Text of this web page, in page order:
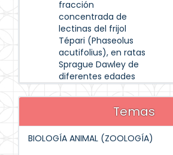
fracción
concentrada de
lectinas del frijol
Tépari (Phaseolus
acutifolius), en ratas
Sprague Dawley de
diferentes edades
Temas
BIOLOGÍA ANIMAL (ZOOLOGÍA)